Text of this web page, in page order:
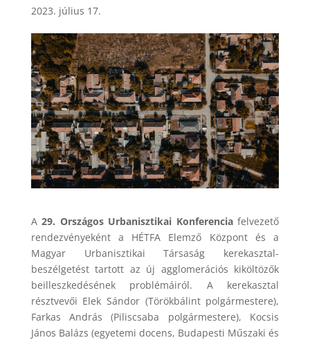
2023. július 17.
A29. Országos Urbanisztikai Konferenciafelvezető
rendezvényeként a HÉTFA Elemző Központ és a
Magyar Urbanisztikai Társaság kerekasztal-
beszélgetést tartott az új agglomerációs kiköltözők
beilleszkedésének problémáiról. A kerekasztal
résztvevői Elek Sándor (Törökbálint polgármestere),
Farkas András (Piliscsaba polgármestere), Kocsis
János Balázs (egyetemi docens, Budapesti Műszaki és